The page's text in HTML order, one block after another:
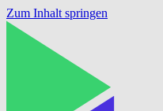
Zum Inhalt springen